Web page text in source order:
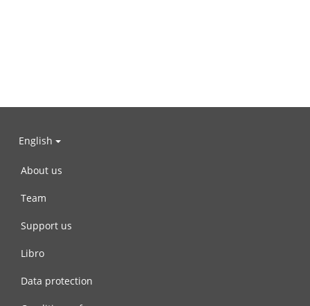
English
About us
Team
Support us
Libro
Data protection